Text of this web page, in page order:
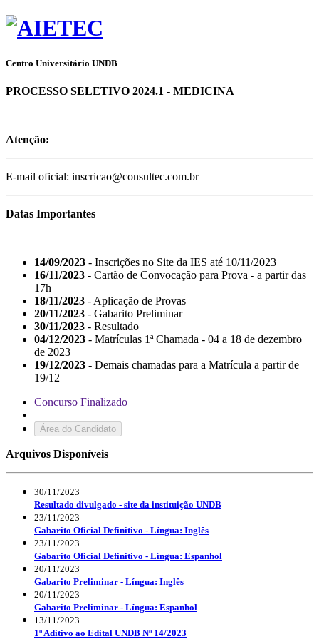
Centro Universitário UNDB
PROCESSO SELETIVO 2024.1 - MEDICINA
Atenção:
E-mail oficial: inscricao@consultec.com.br
Datas Importantes
14/09/2023 - Inscrições no Site da IES até 10/11/2023
16/11/2023 - Cartão de Convocação para Prova - a partir das
17h
18/11/2023 - Aplicação de Provas
20/11/2023 - Gabarito Preliminar
30/11/2023 - Resultado
04/12/2023 - Matrículas 1ª Chamada - 04 a 18 de dezembro
de 2023
19/12/2023 - Demais chamadas para a Matrícula a partir de
19/12
Concurso Finalizado
Área do Candidato
Arquivos Disponíveis
30/11/2023
Resultado divulgado - site da instituição UNDB
23/11/2023
Gabarito Oficial Definitivo - Língua: Inglês
23/11/2023
Gabarito Oficial Definitivo - Língua: Espanhol
20/11/2023
Gabarito Preliminar - Língua: Inglês
20/11/2023
Gabarito Preliminar - Língua: Espanhol
13/11/2023
1º Aditivo ao Edital UNDB Nº 14/2023